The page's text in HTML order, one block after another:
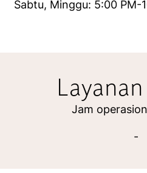
Sabtu, Minggu: 5:00 PM-
Jam
-